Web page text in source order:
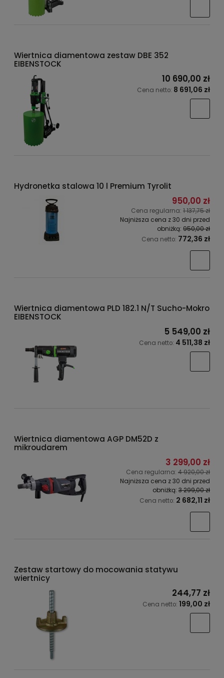
Wiertnica diamentowa zestaw DBE 352
EIBENSTOCK
10 690,00 zł
Cena netto: 8 691,06 zł
Hydronetka stalowa 10 l Premium Tyrolit
950,00 zł
Cena regularna: 1 137,75 zł
Najniższa cena z 30 dni przed
obniżką: 950,00 zł
Cena netto: 772,36 zł
Wiertnica diamentowa PLD 182.1 N/T Sucho-Mokro
EIBENSTOCK
5 549,00 zł
Cena netto: 4 511,38 zł
Wiertnica diamentowa AGP DM52D z
mikroudarem
3 299,00 zł
Cena regularna: 4 920,00 zł
Najniższa cena z 30 dni przed
obniżką: 3 299,00 zł
Cena netto: 2 682,11 zł
Zestaw startowy do mocowania statywu
wiertnicy
244,77 zł
Cena netto: 199,00 zł